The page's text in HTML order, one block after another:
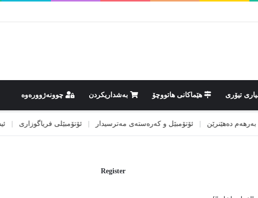
تیۆری هێماکانى هاتووچۆ بەشداریکردن چوونەژوورەوە
دەهێنرێن | ئۆتۆمبێل و کەرەستەی مەترسیدار | ئۆتۆمبێلی فریاگوزاری |
Register